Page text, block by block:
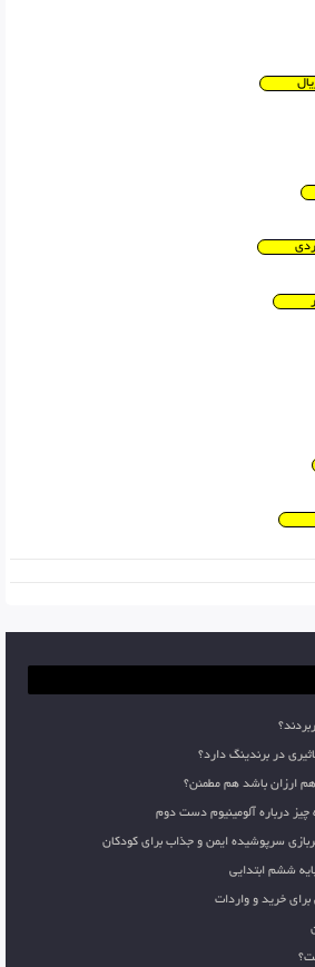
در برندینگ دارد؟
ارزان باشد هم مطمئن؟
درباره آلومینیوم دست دوم
سرپوشیده ایمن و جذاب برای کودکان
ششم ابتدایی
خرید و واردات